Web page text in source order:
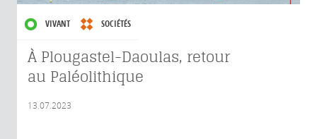
VIVANT SOCIÉTÉS
À Plougastel-Daoulas, retour
au Paléolithique
13.07.2023